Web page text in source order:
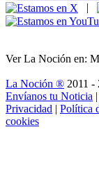
|
Ver La Noción en:
La Noción ® 2011 -
Envíanos tu Noticia |
Privacidad | Política
cookies